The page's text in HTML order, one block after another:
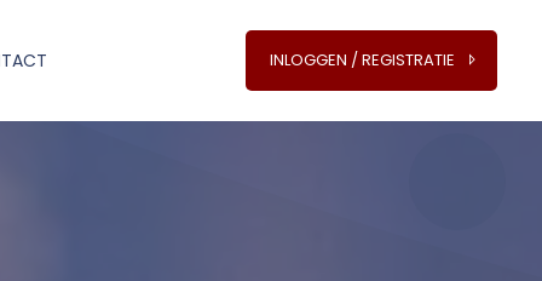
INLOGGEN / REGISTRATIE